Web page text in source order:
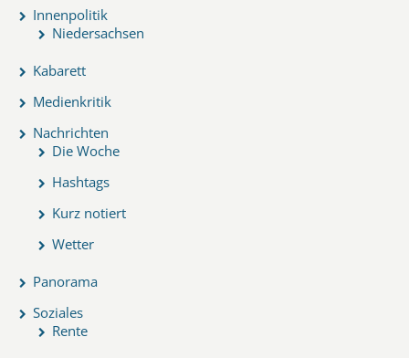
Innenpolitik
Niedersachsen
Kabarett
Medienkritik
Nachrichten
Die Woche
Hashtags
Kurz notiert
Wetter
Panorama
Soziales
Rente